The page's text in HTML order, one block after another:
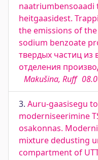
naatriumbensoaadi
heitgaasidest.
the emissions of
sodium benzoate
твердых частиц
отделения
Makušina, Ruff
3. Auru-gaasisegu
moderniseerimine
osakonnas.
mixture dedusting
compartment of